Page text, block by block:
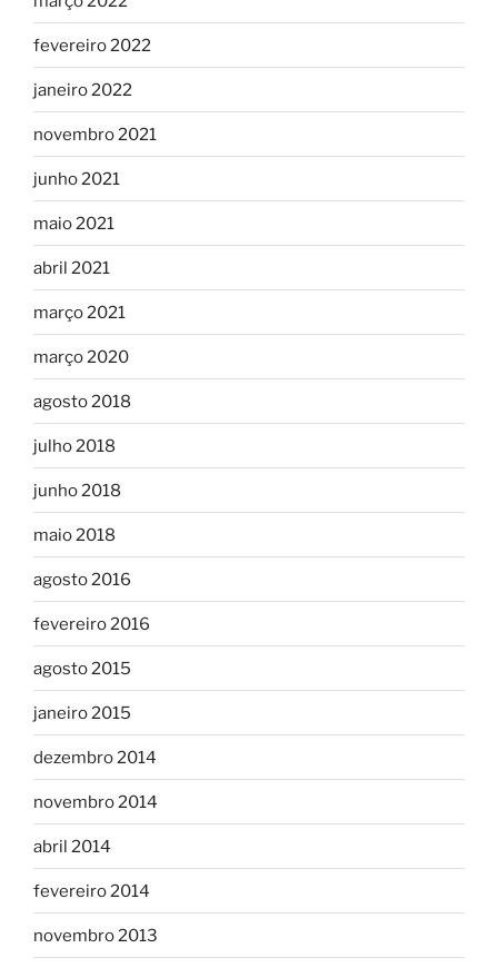
fevereiro 2022
janeiro 2022
novembro 2021
junho 2021
maio 2021
abril 2021
março 2021
março 2020
agosto 2018
julho 2018
junho 2018
maio 2018
agosto 2016
fevereiro 2016
agosto 2015
janeiro 2015
dezembro 2014
novembro 2014
abril 2014
fevereiro 2014
novembro 2013